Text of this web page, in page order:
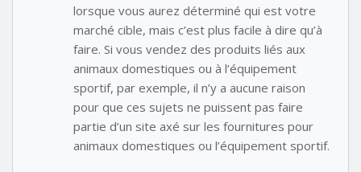
lorsque vous aurez déterminé qui est votre
marché cible, mais c’est plus facile à dire qu’à
faire. Si vous vendez des produits liés aux
animaux domestiques ou à l’équipement
sportif, par exemple, il n’y a aucune raison
pour que ces sujets ne puissent pas faire
partie d’un site axé sur les fournitures pour
animaux domestiques ou l’équipement sportif.